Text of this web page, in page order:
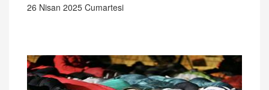
26 Nisan 2025 Cumartesi